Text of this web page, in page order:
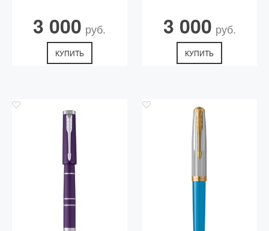
3 000 руб.
КУПИТЬ
3 000 руб.
КУПИТЬ